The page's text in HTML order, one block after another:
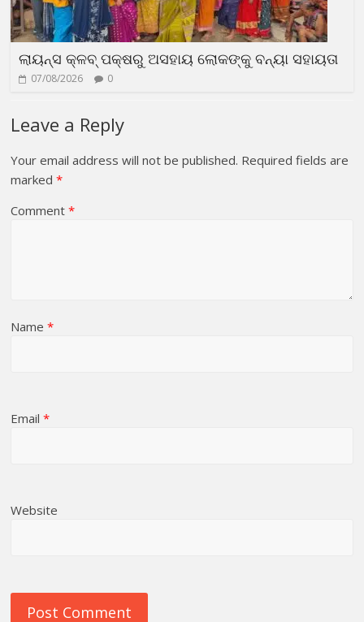
ଲାୟନ୍ସ କ୍ଳବ୍ ପକ୍ଷରୁ ଅସହାୟ ଲୋକଙ୍କୁ ବନ୍ୟା ସହାୟତା
07/08/2026 0
Leave a Reply
Your email address will not be published. Required fields are
marked*
Comment*
Name*
Email*
Website